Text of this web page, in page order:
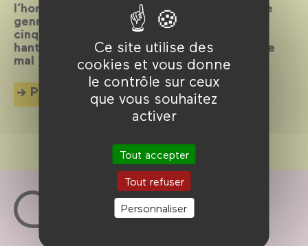
Ce site utilise des
cookies et vous donne
le contrôle sur ceux
que vous souhaitez
activer
Tout accepter
Tout refuser
Personnaliser
l’horreur et de l’épouvante, sur le cinéma de
genre, est immense. Démonstration en une
cinquantaine de films autour d’une œuvre
hantée par une seule question : d’où vient le
mal ?
Plus d'info